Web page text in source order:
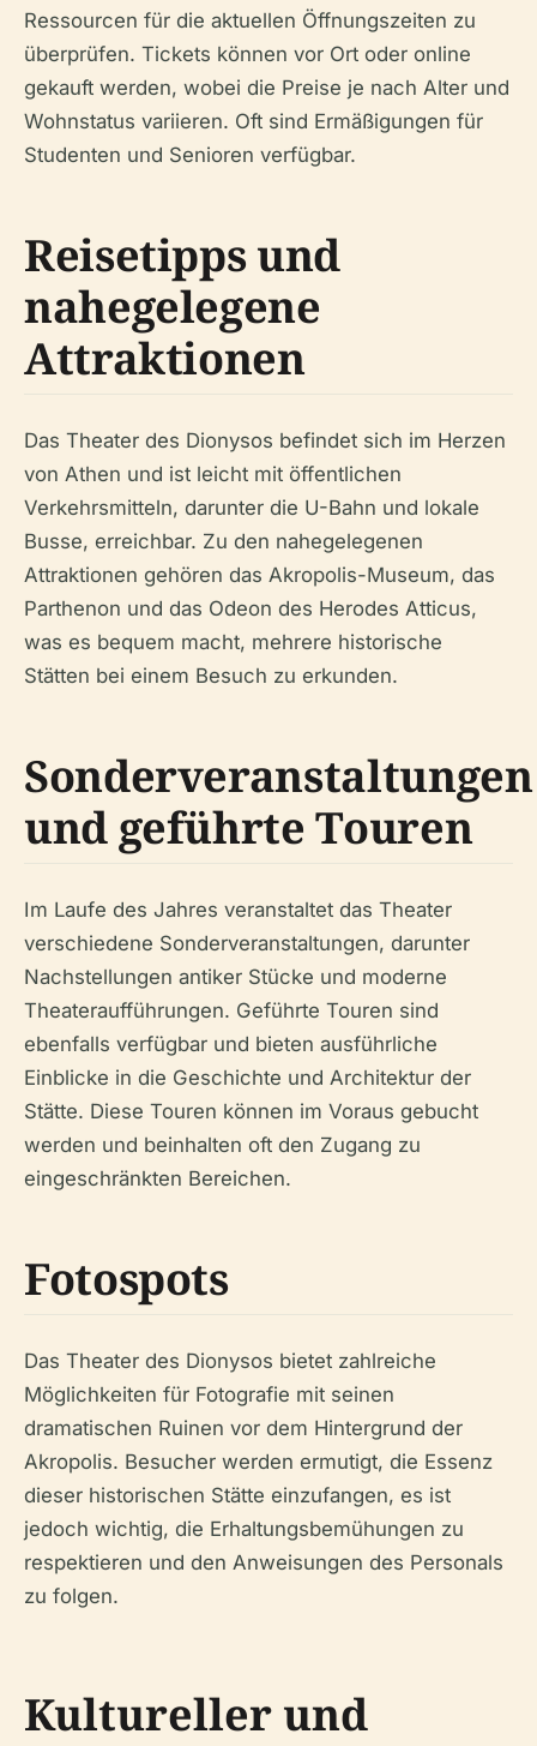
Ressourcen für die aktuellen Öffnungszeiten zu
überprüfen. Tickets können vor Ort oder online
gekauft werden, wobei die Preise je nach Alter und
Wohnstatus variieren. Oft sind Ermäßigungen für
Studenten und Senioren verfügbar.
Reisetipps und
nahegelegene
Attraktionen
Das Theater des Dionysos befindet sich im Herzen
von Athen und ist leicht mit öffentlichen
Verkehrsmitteln, darunter die U-Bahn und lokale
Busse, erreichbar. Zu den nahegelegenen
Attraktionen gehören das Akropolis-Museum, das
Parthenon und das Odeon des Herodes Atticus,
was es bequem macht, mehrere historische
Stätten bei einem Besuch zu erkunden.
Sonderveranstaltungen
und geführte Touren
Im Laufe des Jahres veranstaltet das Theater
verschiedene Sonderveranstaltungen, darunter
Nachstellungen antiker Stücke und moderne
Theateraufführungen. Geführte Touren sind
ebenfalls verfügbar und bieten ausführliche
Einblicke in die Geschichte und Architektur der
Stätte. Diese Touren können im Voraus gebucht
werden und beinhalten oft den Zugang zu
eingeschränkten Bereichen.
Fotospots
Das Theater des Dionysos bietet zahlreiche
Möglichkeiten für Fotografie mit seinen
dramatischen Ruinen vor dem Hintergrund der
Akropolis. Besucher werden ermutigt, die Essenz
dieser historischen Stätte einzufangen, es ist
jedoch wichtig, die Erhaltungsbemühungen zu
respektieren und den Anweisungen des Personals
zu folgen.
Kultureller und